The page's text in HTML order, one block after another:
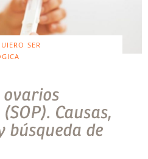
SER
ovarios
Causas,
búsqueda de